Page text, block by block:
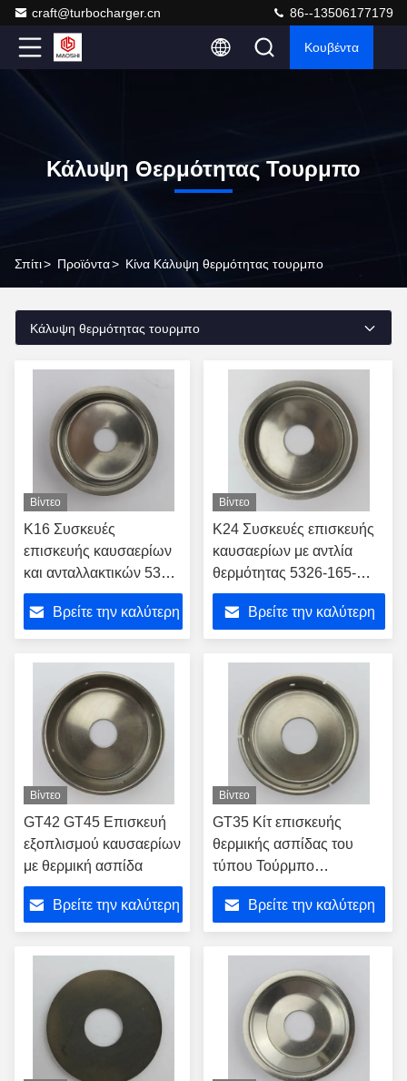
craft@turbocharger.cn 86--13506177179
Κουβέντα
Κάλυψη Θερμότητας Τουρμπο
Σπίτι> Προϊόντα> Κίνα Κάλυψη θερμότητας τουρμπο
Κάλυψη θερμότητας τουρμπο
Βίντεο
K16 Συσκευές
επισκευής καυσαερίων
και ανταλλακτικών 5316-
165-2000
Βρείτε την καλύτερη
Βίντεο
K24 Συσκευές επισκευής
καυσαερίων με αντλία
θερμότητας 5326-165-
2007
Βρείτε την καλύτερη
Βίντεο
GT42 GT45 Επισκευή
εξοπλισμού καυσαερίων
με θερμική ασπίδα
Βρείτε την καλύτερη
Βίντεο
GT35 Κίτ επισκευής
θερμικής ασπίδας του
τύπου Τούρμπο
Αντικατασκευές για το
447553-0005 Τούρμπο
Βρείτε την καλύτερη